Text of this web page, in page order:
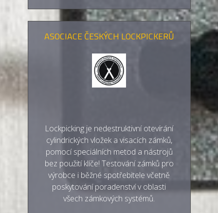
ASOCIACE ČESKÝCH LOCKPICKERŮ
Lockpicking je nedestruktivní otevírání
cylindrických vložek a visacích zámků,
pomocí speciálních metod a nástrojů
bez použití klíče! Testování zámků pro
výrobce i běžné spotřebitele včetně
poskytování poradenství v oblasti
všech zámkových systémů.